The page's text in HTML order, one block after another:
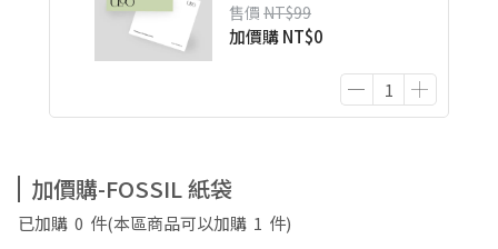
售價 NT$99
加價購NT$0
加價購-FOSSIL 紙袋
已加購 0 件(本區商品可以加購 1 件)